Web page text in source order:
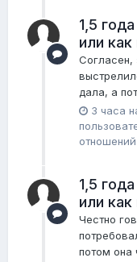
1,5
или
Согласен,
дала, а
3 часа
1,5
или
Честно
потом она